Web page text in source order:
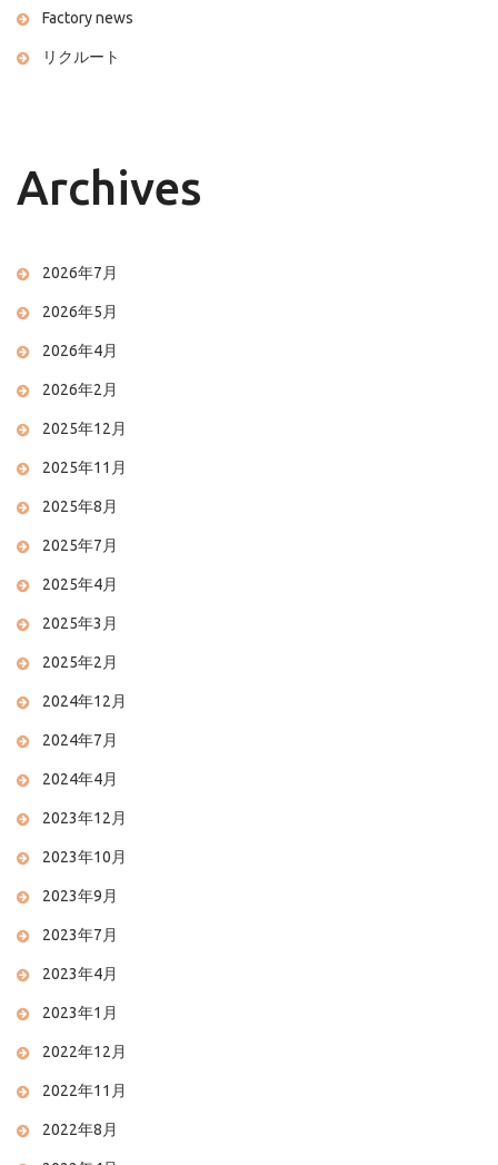
Factory news
リクルート
Archives
2026年7月
2026年5月
2026年4月
2026年2月
2025年12月
2025年11月
2025年8月
2025年7月
2025年4月
2025年3月
2025年2月
2024年12月
2024年7月
2024年4月
2023年12月
2023年10月
2023年9月
2023年7月
2023年4月
2023年1月
2022年12月
2022年11月
2022年8月